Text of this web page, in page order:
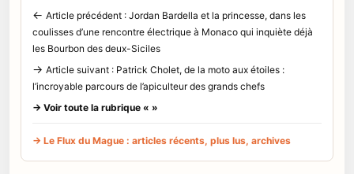
← Article précédent : Jordan Bardella et la princesse, dans les
coulisses d’une rencontre électrique à Monaco qui inquiète déjà
les Bourbon des deux-Siciles
→ Article suivant : Patrick Cholet, de la moto aux étoiles :
l’incroyable parcours de l’apiculteur des grands chefs
→ Voir toute la rubrique « »
→ Le Flux du Mague : articles récents, plus lus, archives